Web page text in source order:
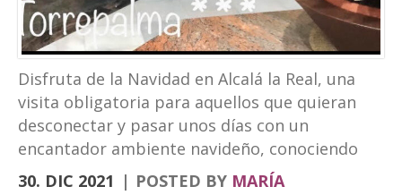
Disfruta de la Navidad en Alcalá la Real, una
visita obligatoria para aquellos que quieran
desconectar y pasar unos días con un
encantador ambiente navideño, conociendo
los rincones tan bonitos que ofrece nuestra
30. DIC 2021 POSTED BY MARÍA